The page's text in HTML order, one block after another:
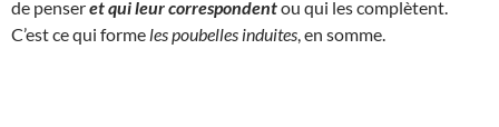
de penseret quileur correspondentou qui les complètent.
C’est ce qui forme les poubelles induites , en somme.